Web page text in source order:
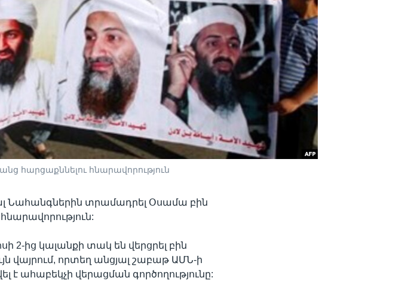
հարցաքննելու հնարավորություն
Նահանգներին տրամադրել Օսամա բին
2-ից կալանքի տակ են վերցրել բին
վայրում, որտեղ անցյալ շաբաթ ԱՄՆ-ի
է ահաբեկչի վերացման գործողությունը: